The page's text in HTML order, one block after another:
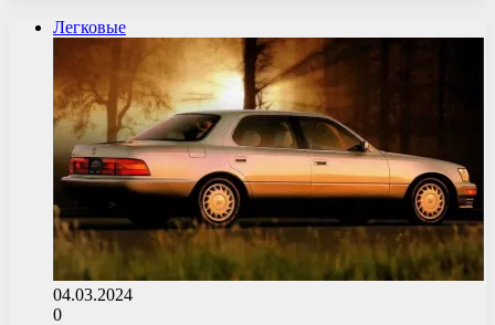
Легковые
04.03.2024
0